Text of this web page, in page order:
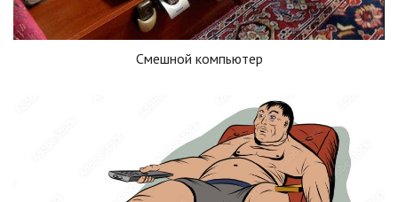
Смешной компьютер